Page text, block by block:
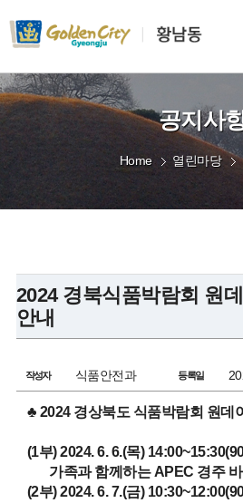
공지사
Home 열린마당
2024 경북식품박람회 원
안내
작성자 식품안전과 등록일
♣ 2024 경상북도 식품박람회 원데
(1부) 2024. 6. 6.(목)
가족과 함께하는 APEC 경주 바
(2부) 2024. 6. 7.(금)